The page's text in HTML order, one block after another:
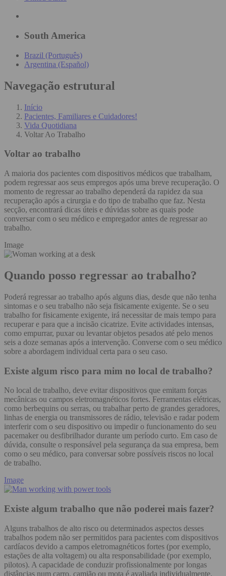
South America
Brazil (Português)
Argentina (Español)
Navegação estrutural
Início
Pacientes, Familiares e Cuidadores!
Vida Quotidiana
Voltar Ao Trabalho
Voltar ao trabalho
A maioria dos pacientes com dispositivos médicos que trabalham,
podem regressar aos seus empregos após uma breve recuperação. O
momento de regressar ao trabalho dependerá da rapidez da sua
recuperação após a cirurgia e do tipo de trabalho que faz. Nesta
secção, encontrará dicas úteis e dúvidas sobre as quais pode
conversar com o seu médico e empregador antes de regressar ao
trabalho.
Image
Quando posso regressar ao trabalho?
Poderá regressar ao trabalho após alguns dias, desde que não tenha
sintomas e o seu trabalho não seja fisicamente exigente. Se o seu
trabalho for fisicamente exigente, irá necessitar de mais tempo para
recuperar e para que a incisão cicatrize. Evite actividades intensas,
como empurrar, puxar ou levantar objetos pesados até pelo menos
seis a doze semanas após a intervenção. Converse com o seu médico
sobre a abordagem individual certa para o seu caso.
Existe algum risco para mim no local de trabalho?
No local de trabalho, deve evitar dispositivos que emitam forças
mecânicas ou campos eletromagnéticos fortes. Ferramentas elétricas,
como berbequins ou serras, ou trabalhar perto de grandes geradores,
linhas de energia ou transmissores de rádio, televisão e radar podem
interferir com o seu dispositivo ou impedir o funcionamento do seu
pacemaker ou desfibrilhador durante um período curto. Em caso de
dúvida, consulte o responsável pela segurança da sua empresa, bem
como o seu médico, para conversar sobre possíveis riscos no local
de trabalho.
Image
Existe algum trabalho que não poderei mais fazer?
Alguns trabalhos de alto risco ou determinados aspectos desses
trabalhos podem não ser permitidos para pacientes com dispositivos
cardíacos devido a campos eletromagnéticos fortes (por exemplo,
estações de alta voltagem) ou alta responsabilidade (por exemplo,
pilotos). A capacidade de conduzir profissionalmente por longas
distâncias num carro, camião ou mota é avaliada individualmente.